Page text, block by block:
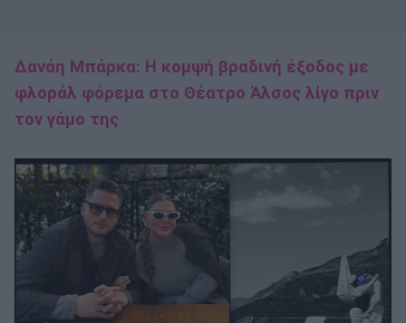
Δανάη Μπάρκα: Η κομψή βραδινή έξοδος με
φλοράλ φόρεμα στο Θέατρο Άλσος λίγο πριν
τον γάμο της